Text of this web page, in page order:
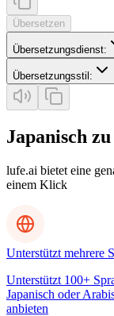
Übersetzen
Übersetzungsdienst:
Übersetzungsstil :
Japanisch
lufe.ai bietet eine
einem Klick
Unterstützt mehrere
Unterstützt 100+
Japanisch oder
anbieten